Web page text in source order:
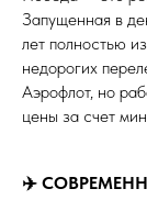
Запущенная в
лет полностью
недорогих
Аэрофлот, но
цены за счет
✈️